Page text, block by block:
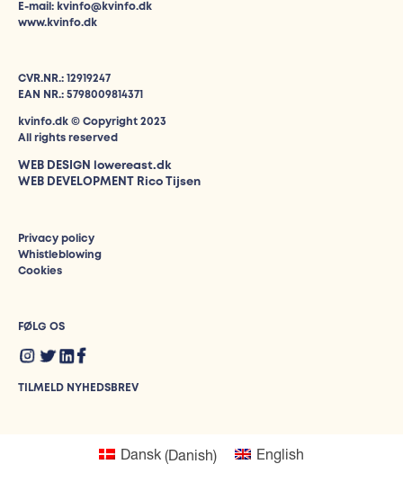
E-mail: kvinfo@kvinfo.dk
www.kvinfo.dk
CVR.NR.: 12919247
EAN NR.: 5798009814371
kvinfo.dk © Copyright 2023
All rights reserved
WEB DESIGN
lowereast.dk
WEB DEVELOPMENT Rico Tijsen
Privacy policy
Whistleblowing
Cookies
FØLG OS
TILMELD NYHEDSBREV
Dansk (Danish) English